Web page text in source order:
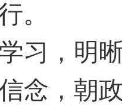
。
习，明
念，朝